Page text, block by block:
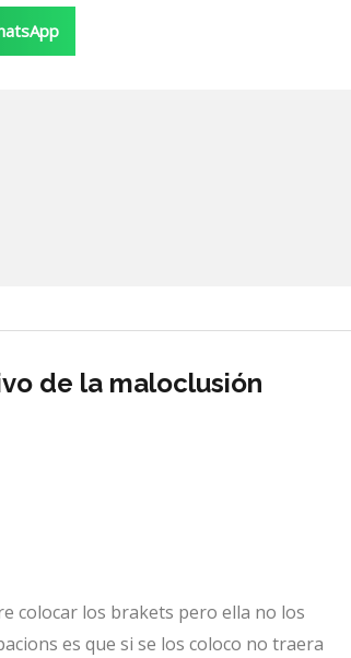
de la maloclusión
colocar los brakets pero ella no los
es que si se los coloco no traera